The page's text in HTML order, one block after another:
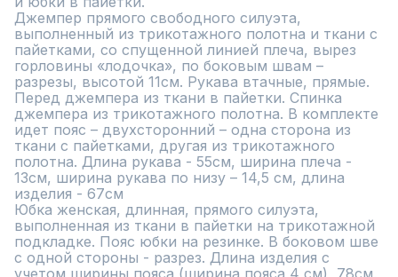
Джемпер прямого свободного силуэта,
выполненный из трикотажного полотна и ткани с
пайетками, со спущенной линией плеча, вырез
горловины «лодочка», по боковым швам –
разрезы, высотой 11см. Рукава втачные, прямые.
Перед джемпера из ткани в пайетки. Спинка
джемпера из трикотажного полотна. В комплекте
идет пояс – двухсторонний – одна сторона из
ткани с пайетками, другая из трикотажного
полотна. Длина рукава - 55см, ширина плеча -
13см, ширина рукава по низу – 14,5 см, длина
изделия - 67см
Юбка женская, длинная, прямого силуэта,
выполненная из ткани в пайетки на трикотажной
подкладке. Пояс юбки на резинке. В боковом шве
с одной стороны - разрез. Длина изделия с
учетом ширины пояса (ширина пояса 4 см)  78см,